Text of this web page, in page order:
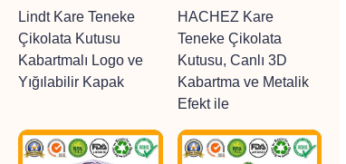
Lindt Kare Teneke
Çikolata Kutusu
Kabartmalı Logo ve
Yığılabilir Kapak
HACHEZ Kare
Teneke Çikolata
Kutusu, Canlı 3D
Kabartma ve Metalik
Efekt ile